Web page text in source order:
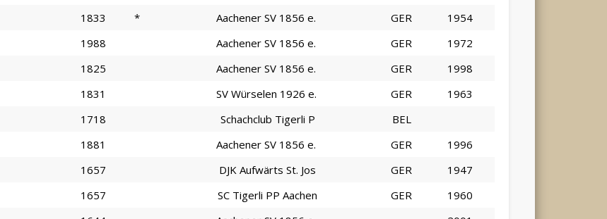
1833 * Aachener SV 1856 e. GER
1954
1988 Aachener SV 1856 e. GER
1972
1825 Aachener SV 1856 e. GER
1998
1831 SV Würselen 1926 e. GER
1963
1718 Schachclub Tigerli P
BEL
1881 Aachener SV 1856 e. GER
1996
1657 DJK Aufwärts St. Jos GER
1947
1657 SC Tigerli PP Aachen GER
1960